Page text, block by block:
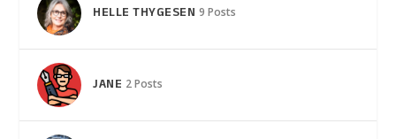
HELLE THYGESEN 9 Posts
JANE 2 Posts